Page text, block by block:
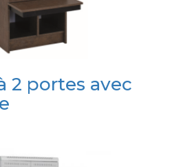
2 portes avec